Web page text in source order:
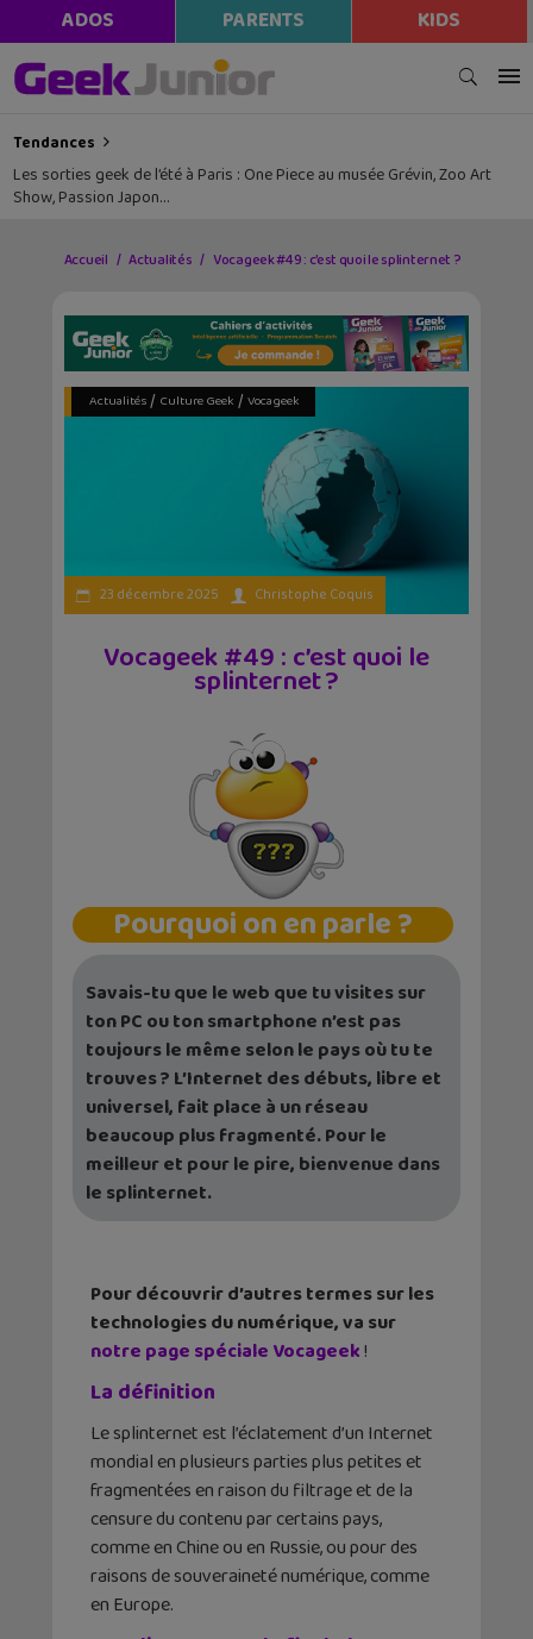
ADOS PARENTS KIDS
Tendances
Les sorties geek de l’été à Paris : One Piece au musée Grévin, Zoo Art
Show, Passion Japon…
Accueil Actualités Vocageek #49 : c’est quoi le splinternet ?
Actualités/ Culture Geek / Vocageek
23 décembre 2025 Christophe Coquis
Vocageek #49 : c’est quoi le
splinternet ?
Pourquoi on en parle ?
Savais-tu que le web que tu visites sur
ton PC ou ton smartphone n’est pas
toujours le même selon le pays où tu te
trouves ? L’Internet des débuts, libre et
universel, fait place à un réseau
beaucoup plus fragmenté. Pour le
meilleur et pour le pire, bienvenue dans
le splinternet.
Pour découvrir d’autres termes sur les
technologies du numérique, va sur
notre page spéciale Vocageek!
La définition
Le splinternet est l’éclatement d’un Internet
mondial en plusieurs parties plus petites et
fragmentées en raison du filtrage et de la
censure du contenu par certains pays,
comme en Chine ou en Russie, ou pour des
raisons de souveraineté numérique, comme
en Europe.